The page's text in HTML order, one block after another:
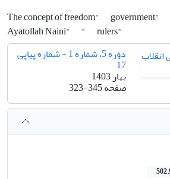
The concept of freedom" government"
Ayatollah Naini"
"
rulers"
دوره 5، شماره 1 - شماره پیاپی
17
بهار 1403
صفحه323-345